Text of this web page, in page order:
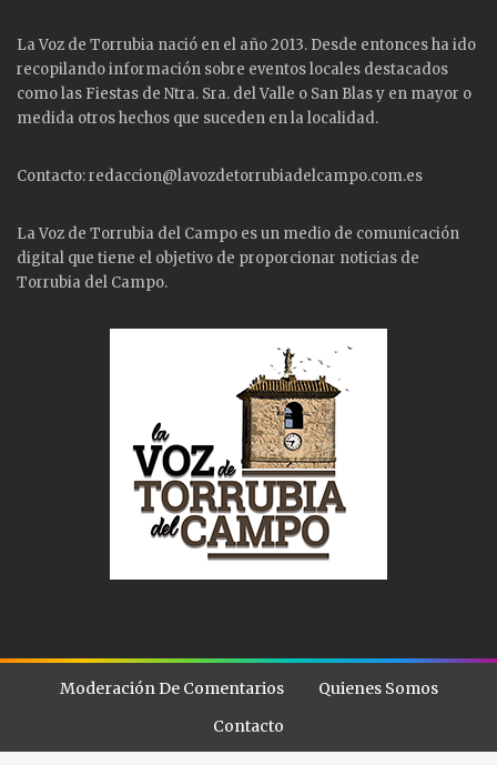
La Voz de Torrubia nació en el año 2013. Desde entonces ha ido
recopilando información sobre eventos locales destacados
como las Fiestas de Ntra. Sra. del Valle o San Blas y en mayor o
medida otros hechos que suceden en la localidad.
Contacto: redaccion@lavozdetorrubiadelcampo.com.es
La Voz de Torrubia del Campo es un medio de comunicación
digital que tiene el objetivo de proporcionar noticias de
Torrubia del Campo.
Moderación De Comentarios
Quienes Somos
Contacto